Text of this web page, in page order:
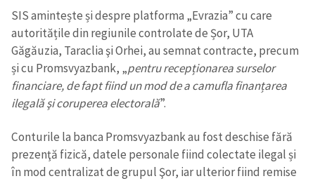
SIS amintește și despre platforma „Evrazia” cu care
autoritățile din regiunile controlate de Șor, UTA
Găgăuzia, Taraclia şi Orhei, au semnat contracte, precum
și cu Promsvyazbank, „pentru recepționarea surselor
financiare, de fapt fiind un mod de a camufla finanțarea
ilegală şi coruperea electorală”.
Conturile la banca Promsvyazbank au fost deschise fără
prezenţă fizică, datele personale fiind colectate ilegal și
în mod centralizat de grupul Şor, iar ulterior fiind remise